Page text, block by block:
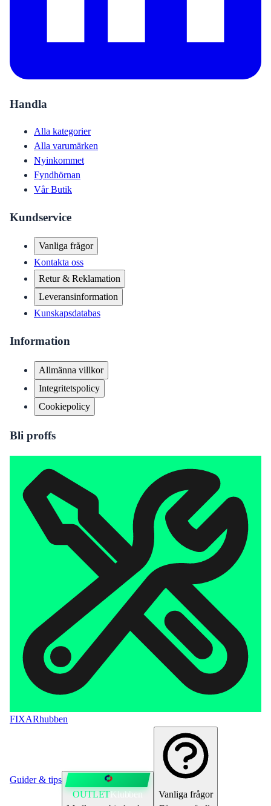
Handla
Alla kategorier
Alla varumärken
Nyinkommet
Fyndhörnan
Vår Butik
Kundservice
Vanliga frågor
Kontakta oss
Retur & Reklamation
Leveransinformation
Kunskapsdatabas
Information
Allmänna villkor
Integritetspolicy
Cookiepolicy
Bli proffs
FIXARhubben
Guider & tips
OUTLETKlubben
Vanliga frågor